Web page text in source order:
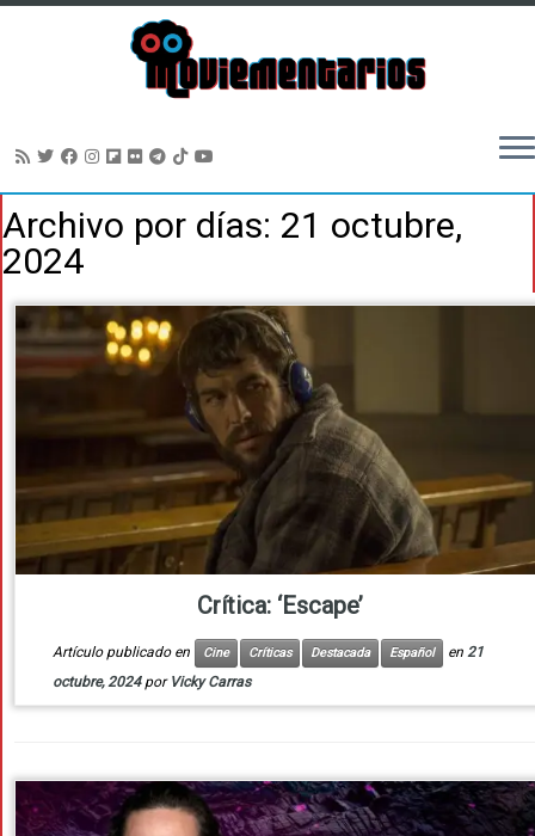
al
contenido
Archivo por días: 21 octubre,
2024
Crítica: ‘Escape’
Artículo publicado en Cine Críticas Destacada Español en 21
octubre, 2024 por Vicky Carras